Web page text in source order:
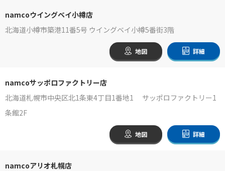
namcoウイングベイ小樽店
北海道小樽市築港11番5号 ウイングベイ小樽5番街3階
地図 詳細
namcoサッポロファクトリー店
北海道札幌市中央区北1条東4丁目1番地1 サッポロファクトリー1
条館2F
地図 詳細
namcoアリオ札幌店